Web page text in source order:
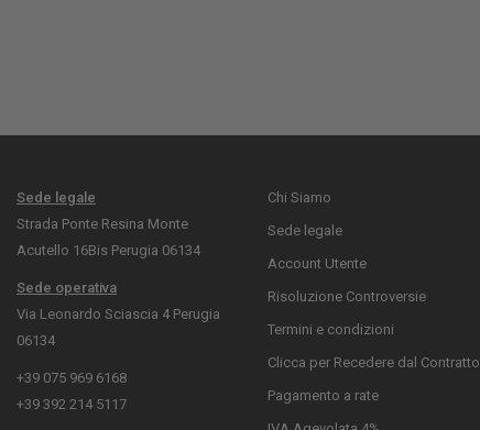
Sede legale
Strada Ponte Resina Monte
Acutello 16Bis Perugia 06134
Sede operativa
Via Leonardo Sciascia 4 Perugia
06134
+39 075 969 6168
+39 392 214 5117
Chi Siamo
Sede legale
Account Utente
Risoluzione Controversie
Termini e condizioni
Clicca per Recedere dal Contratto
Pagamento a rate